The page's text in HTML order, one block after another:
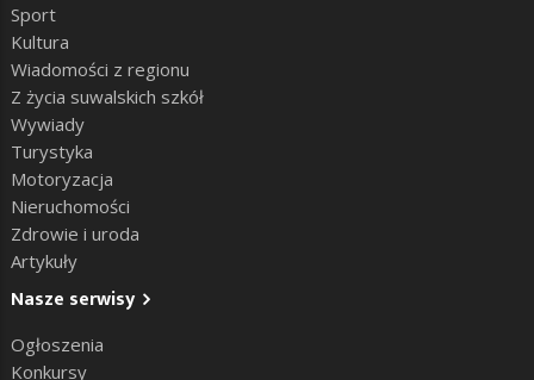
Sport
Kultura
Wiadomości z regionu
Z życia suwalskich szkół
Wywiady
Turystyka
Motoryzacja
Nieruchomości
Zdrowie i uroda
Artykuły
Nasze serwisy
Ogłoszenia
Konkursy